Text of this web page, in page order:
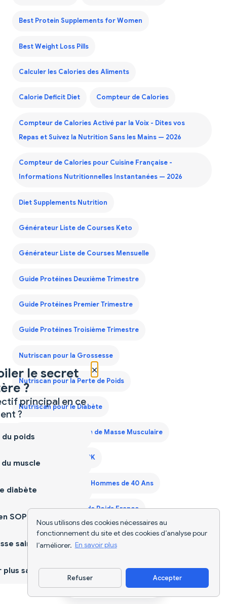
Nous utilisons des cookies nécessaires au
fonctionnement du site et des cookies d’analyse pour
l’améliorer. En savoir plus
Refuser Accepter
Best Protein Supplements for Women
Best Weight Loss Pills
Calculer les Calories des Aliments
Calorie Deficit Diet Compteur de Calories
Compteur de Calories Activé par la Voix - Dites vos
Repas et Suivez la Nutrition Sans les Mains — 2026
Compteur de Calories pour Cuisine Française -
Informations Nutritionnelles Instantanées — 2026
Diet Supplements Nutrition
Générateur Liste de Courses Keto
Générateur Liste de Courses Mensuelle
Guide Protéines Deuxième Trimestre
Guide Protéines Premier Trimestre
Guide Protéines Troisième Trimestre
Nutriscan pour la Grossesse
Nutriscan pour la Perte de Poids
Nutriscan pour le Diabète
Nutriscan pour le Gain de Masse Musculaire
Nutriscan pour le SOPK
Plan Alimentaire pour Hommes de 40 Ans
Plan de Régime Prise de Poids France
Scanner d'Aliments Suivi Alimentaire IA
Télécharger l'appli
×
le secret
?
principal en ce
?
poids
muscle
diabète
SOPK
saine
sain